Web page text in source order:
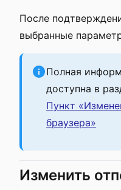
После
выбранные
Полная
доступна в
Пункт
браузера»
Изменить